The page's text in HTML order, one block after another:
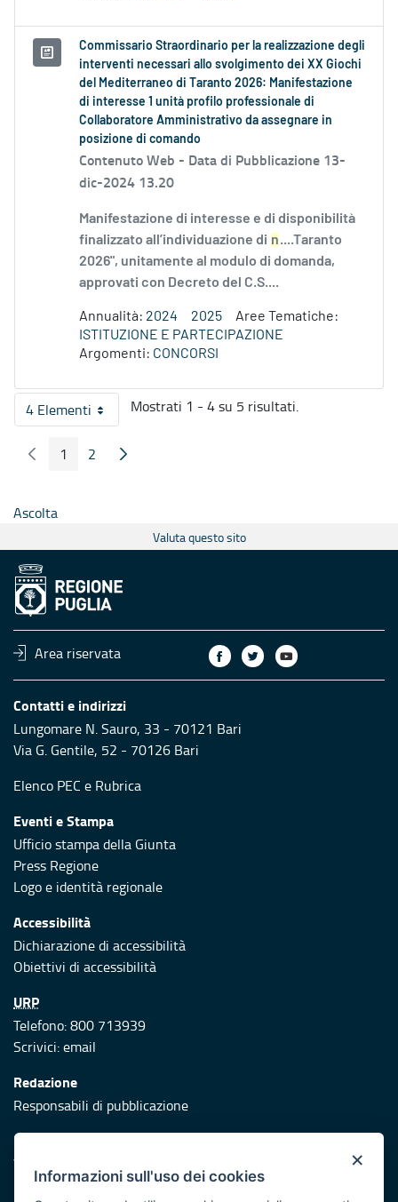
Commissario Straordinario per la realizzazione degli
interventi necessari allo svolgimento dei XX Giochi
del Mediterraneo di Taranto 2026: Manifestazione
di interesse 1 unità profilo professionale di
Collaboratore Amministrativo da assegnare in
posizione di comando
Contenuto Web - Data di Pubblicazione 13-
dic-2024 13.20
Manifestazione di interesse e di disponibilità
finalizzato all’individuazione di n....Taranto
2026", unitamente al modulo di domanda,
approvati con Decreto del C.S....
Annualità: 2024 2025
Aree Tematiche:
ISTITUZIONE E PARTECIPAZIONE
Argomenti: CONCORSI
4 ElementiPer pagina
Mostrati 1 - 4 su 5 risultati.
Pagina Precedente
Pagina
1 Pagina
2 Pagina Seguente
Ascolta
Valuta questo sito
Area riservata
Contatti e indirizzi
Lungomare N. Sauro, 33 - 70121 Bari
Via G. Gentile, 52 - 70126 Bari
Elenco PEC e Rubrica
Eventi e Stampa
Ufficio stampa della Giunta
Press Regione
Logo e identità regionale
Accessibilità
Dichiarazione di accessibilità
Obiettivi di accessibilità
URP
Telefono: 800 713939
Scrivici:email
Redazione
Responsabili di pubblicazione
Protezione civile
Vai al sito di Protezione Civile Puglia
×
Informazioni sull'uso dei cookies